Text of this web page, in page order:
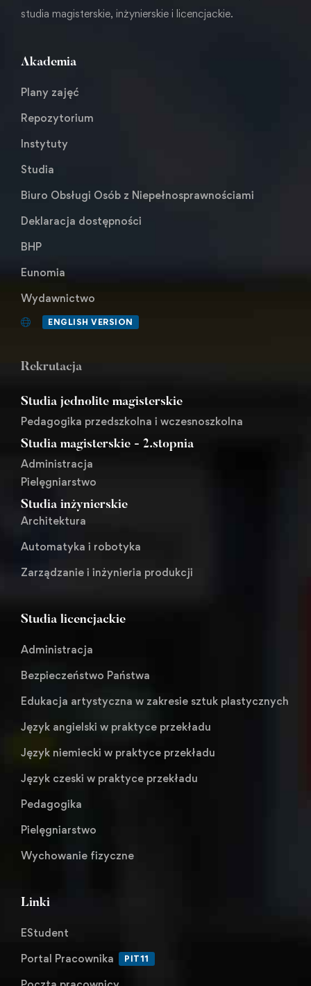
studia magisterskie, inżynierskie i licencjackie.
Akademia
Plany zajęć
Repozytorium
Instytuty
Studia
Biuro Obsługi Osób z Niepełnosprawnościami
Deklaracja dostępności
BHP
Eunomia
Wydawnictwo
ENGLISH VERSION
Rekrutacja
Studia jednolite magisterskie
Pedagogika przedszkolna i wczesnoszkolna
Studia magisterskie - 2.stopnia
Administracja
Pielęgniarstwo
Studia inżynierskie
Architektura
Automatyka i robotyka
Zarządzanie i inżynieria produkcji
Studia licencjackie
Administracja
Bezpieczeństwo Państwa
Edukacja artystyczna w zakresie sztuk plastycznych
Język angielski w praktyce przekładu
Język niemiecki w praktyce przekładu
Język czeski w praktyce przekładu
Pedagogika
Pielęgniarstwo
Wychowanie fizyczne
Linki
EStudent
Portal Pracownika
PIT11